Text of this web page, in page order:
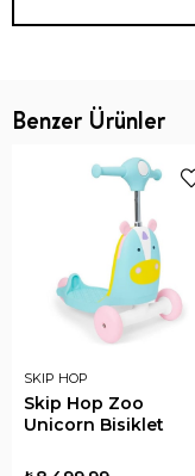
Benzer Ürünler
SKIP HOP
Skip Hop Zoo
Unicorn Bisiklet